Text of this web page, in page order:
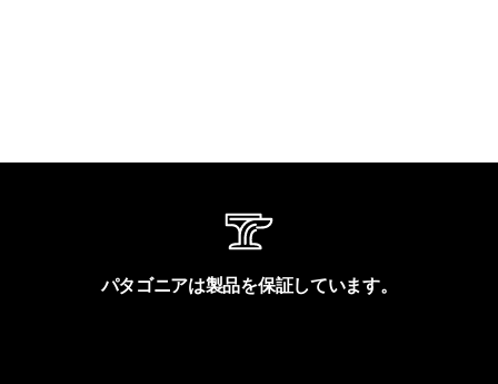
パタゴニアは製品を保証しています。